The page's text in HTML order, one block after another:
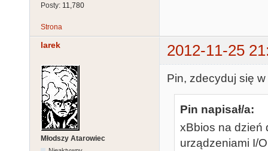
Posty: 11,780
Strona
larek 2012-11-25
Młodszy Atarowiec
Pin, zdecyduj się
Pin napisał/a:
xBbios na dzień
urządzeniami I/